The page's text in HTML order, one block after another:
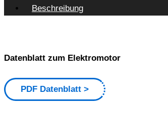
Beschreibung
Datenblatt zum Elektromotor
PDF Datenblatt